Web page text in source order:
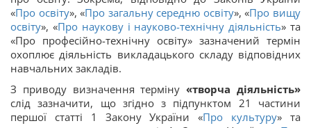
«Про освіту», «Про загальну середню освіту», «Про вищу
освіту», «Про наукову і науково-технічну діяльність» та
«Про професійно-технічну освіту» зазначений термін
охоплює діяльність викладацького складу відповідних
навчальних закладів.
З приводу визначення терміну«творча діяльність»
слід зазначити, що згідно з підпунктом 21 частини
першої статті 1 Закону України «Про культуру» та